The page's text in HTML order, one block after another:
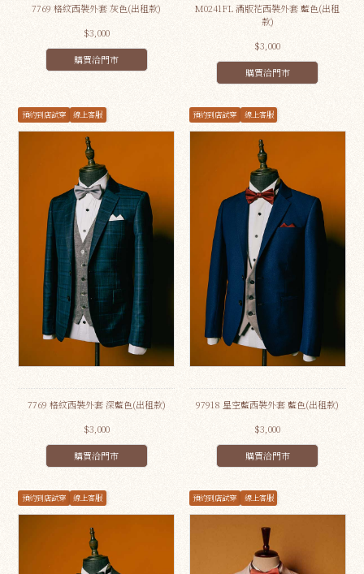
7769 格紋西裝外套 灰色(出租款)
$3,000
購買洽門市
M0241FL 滿版花西裝外套 藍色(出租
款)
$3,000
購買洽門市
預約到店試穿 線上客服
7769 格紋西裝外套 深藍色(出租款)
$3,000
購買洽門市
預約到店試穿 線上客服
97918 星空藍西裝外套 藍色(出租款)
$3,000
購買洽門市
預約到店試穿 線上客服 預約到店試穿 線上客服